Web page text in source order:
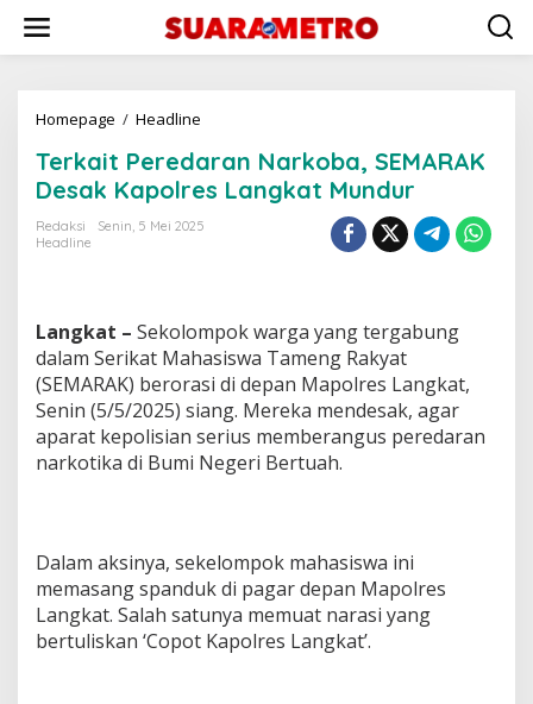
konten
Homepage / Headline
Narkoba,
SEMARAK
Desak
Kapolres
Terkait Peredaran Narkoba, SEMARAK
Desak Kapolres Langkat Mundur
Redaksi
Senin, 5 Mei 2025
Headline
Langkat – Sekolompok warga yang tergabung
dalam Serikat Mahasiswa Tameng Rakyat
(SEMARAK) berorasi di depan Mapolres Langkat,
Senin (5/5/2025) siang. Mereka mendesak, agar
aparat kepolisian serius memberangus peredaran
narkotika di Bumi Negeri Bertuah.
Dalam aksinya, sekelompok mahasiswa ini
memasang spanduk di pagar depan Mapolres
Langkat. Salah satunya memuat narasi yang
bertuliskan ‘Copot Kapolres Langkat’.